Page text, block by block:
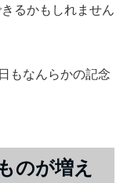
るかもしれません
もなんらかの記念
のが増え